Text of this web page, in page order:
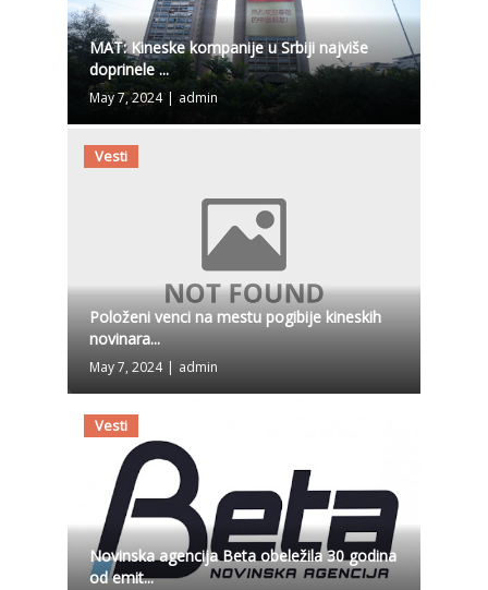
MAT: Kineske kompanije u Srbiji najviše
doprinele ...
May 7, 2024 | admin
Vesti
Položeni venci na mestu pogibije kineskih
novinara...
May 7, 2024 admin
Vesti
Novinska agencija Beta obeležila 30 godina
od emit...